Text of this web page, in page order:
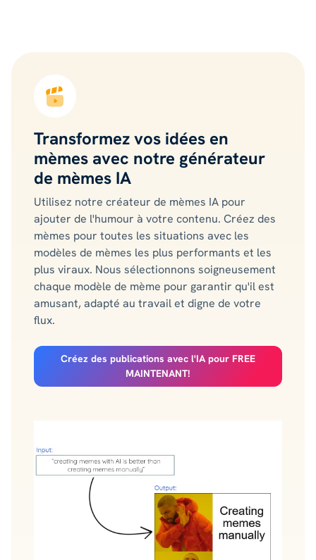
Transformez vos idées en
mèmes avec notre générateur
de mèmes IA
Utilisez notre créateur de mèmes IA pour
ajouter de l'humour à votre contenu. Créez des
mèmes pour toutes les situations avec les
modèles de mèmes les plus performants et les
plus viraux. Nous sélectionnons soigneusement
chaque modèle de mème pour garantir qu'il est
amusant, adapté au travail et digne de votre
flux.
Créez des publications avec l'IA pour FREE
MAINTENANT!